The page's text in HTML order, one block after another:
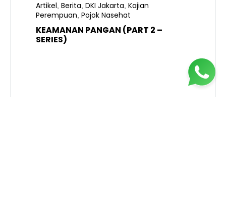
Artikel, Berita, DKI Jakarta, Kajian
Perempuan, Pojok Nasehat
KEAMANAN PANGAN (PART 2 –
SERIES)